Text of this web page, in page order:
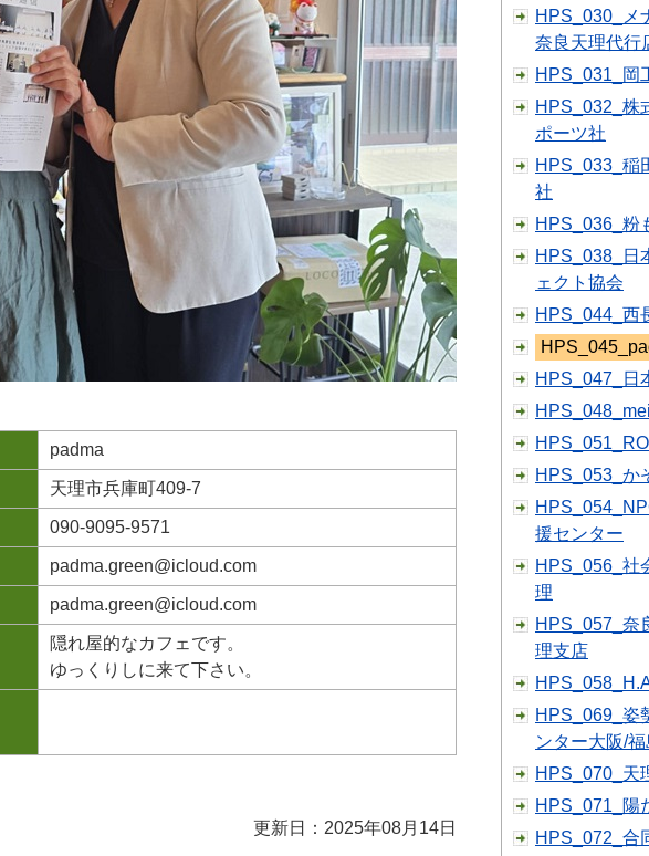
padma
天理市兵庫町409-7
090-9095-9571
padma.green@icloud.com
padma.green@icloud.com
隠れ屋的なカフェです。
ゆっくりしに来て下さい。
更新日：2025年08月14日
HPS_030_メ
奈良天理代行
HPS_031_岡
HPS_032_株
ポーツ社
HPS_033_稲
社
HPS_036_粉
HPS_038_日
ェクト協会
HPS_044_西
HPS_047_日
HPS_053_か
援センター
HPS_056_社
理
HPS_057_奈
理支店
HPS_069_姿
ンター大阪/
HPS_070_天
HPS_071_陽
HPS_072_合